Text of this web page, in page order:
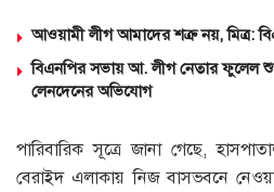
আওয়ামী লীগ আমাদের শত্রু নয়, মিত্র:
বিএনপির সভায় আ. লীগ নেতার ফুলেল
লেনদেনের অভিযোগ
পারিবারিক সূত্রে জানা গেছে,
বেরাইদ এলাকায় নিজ বাসভবনে